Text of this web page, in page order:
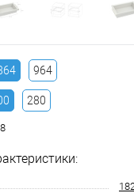
964
280